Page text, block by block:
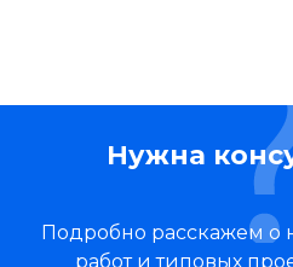
Нужна
Подробно расскажем о
работ и типовых